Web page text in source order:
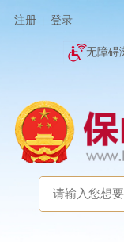
注册 登录
无障碍